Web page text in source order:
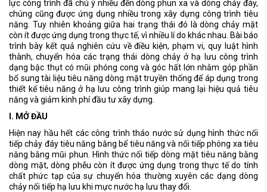
lực công trình đã chú ý nhiều đến dòng phun xa và dòng chảy đáy,
chúng cũng được ứng dụng nhiều trong xây dựng công trình tiêu
năng. Tuy nhiên khoảng giữa hai trạng thái đó là dòng chảy mặt
còn ít được ứng dụng trong thực tế, vì nhiều lí do khác nhau. Bài báo
trình bày kết quả nghiên cứu về điều kiện, phạm vi, quy luật hình
thành, chuyển hóa các trạng thái dòng chảy ở hạ lưu công trình
dạng bậc thụt có mũi phóng cong và góc hất lớn nhằm góp phần
bổ sung tài liệu tiêu năng dòng mặt truyền thống để áp dụng trong
thiết kế tiêu năng ở hạ lưu công trình giúp mang lại hiệu quả tiêu
năng và giảm kinh phí đầu tư xây dựng.
I. MỞ ĐẦU
Hiện nay hầu hết các công trình tháo nước sử dụng hình thức nối
tiếp chảy đáy tiêu năng bằng bể tiêu năng và nối tiếp phóng xa tiêu
năng bằng mũi phun. Hình thức nối tiếp dòng mặt tiêu năng bằng
dòng mặt, dòng phễu còn ít được ứng dụng trong thực tế do tính
chất phức tạp của sự chuyển hóa thường xuyên các dạng dòng
chảy nối tiếp hạ lưu khi mực nước hạ lưu thay đổi.